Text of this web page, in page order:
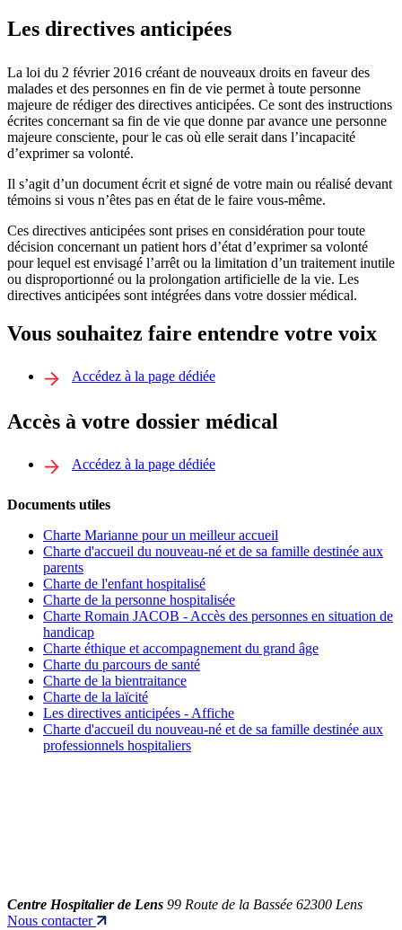
Les directives anticipées
La loi du 2 février 2016 créant de nouveaux droits en faveur des
malades et des personnes en fin de vie permet à toute personne
majeure de rédiger des directives anticipées. Ce sont des instructions
écrites concernant sa fin de vie que donne par avance une personne
majeure consciente, pour le cas où elle serait dans l’incapacité
d’exprimer sa volonté.
Il s’agit d’un document écrit et signé de votre main ou réalisé devant
témoins si vous n’êtes pas en état de le faire vous-même.
Ces directives anticipées sont prises en considération pour toute
décision concernant un patient hors d’état d’exprimer sa volonté
pour lequel est envisagé l’arrêt ou la limitation d’un traitement inutile
ou disproportionné ou la prolongation artificielle de la vie. Les
directives anticipées sont intégrées dans votre dossier médical.
Vous souhaitez faire entendre votre voix
Accédez à la page dédiée
Accès à votre dossier médical
Accédez à la page dédiée
Documents utiles
Charte Marianne pour un meilleur accueil
Charte d'accueil du nouveau-né et de sa famille destinée aux
parents
Charte de l'enfant hospitalisé
Charte de la personne hospitalisée
Charte Romain JACOB - Accès des personnes en situation de
handicap
Charte éthique et accompagnement du grand âge
Charte du parcours de santé
Charte de la bientraitance
Charte de la laïcité
Les directives anticipées - Affiche
Charte d'accueil du nouveau-né et de sa famille destinée aux
professionnels hospitaliers
Centre Hospitalier de Lens 99 Route de la Bassée 62300 Lens
Nous contacter